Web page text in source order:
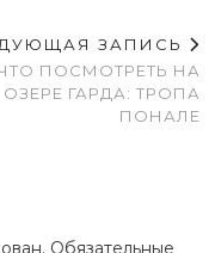
ЗАПИСЬ
ПОСМОТРЕТЬ НА
ОЗЕРЕ ГАРДА: ТРОПА
ПОНАЛЕ
Обязательные